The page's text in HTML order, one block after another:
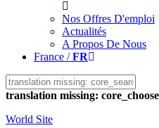
Nos Offres D'emploi
Actualités
A Propos De Nous
France /FR
translation missing:
World Site